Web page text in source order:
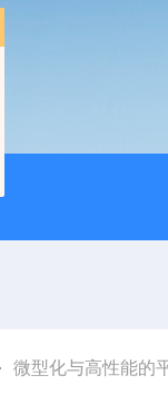
微型化与高性能的